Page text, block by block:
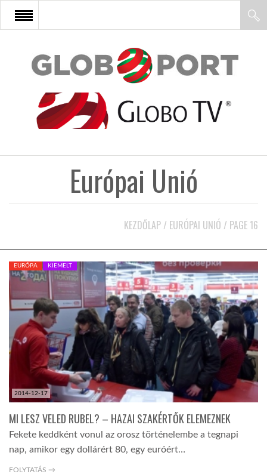
FŐOLDAL
AFRIKA
KÖZEL-KELET
AUSZTRÁLIA
A VILÁG ITTHON
Európai Unió
KEZDŐLAP / EURÓPAI UNIÓ / PAGE 16
2014-12-17
EURÓPA KIEMELT
MI LESZ VELED RUBEL? – HAZAI SZAKÉRTŐK ELEMEZNEK
Fekete keddként vonul az orosz történelembe a tegnapi
nap, amikor egy dollárért 80, egy euróért…
FOLYTATÁS →